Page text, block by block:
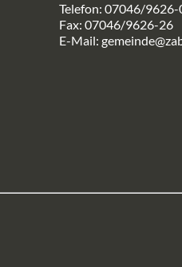
Telefon: 07046/9626-
Fax: 07046/9626-26
E-Mail: